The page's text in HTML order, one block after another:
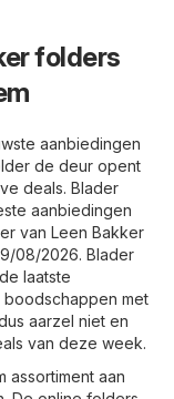
folders
aanbiedingen
de deur opent
deals. Blader
aanbiedingen
van Leen Bakker
08/2026. Blader
laatste
boodschappen met
aarzel niet en
van deze week.
assortiment aan